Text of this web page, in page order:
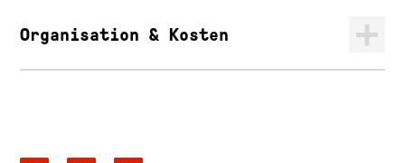
Organisation & Kosten